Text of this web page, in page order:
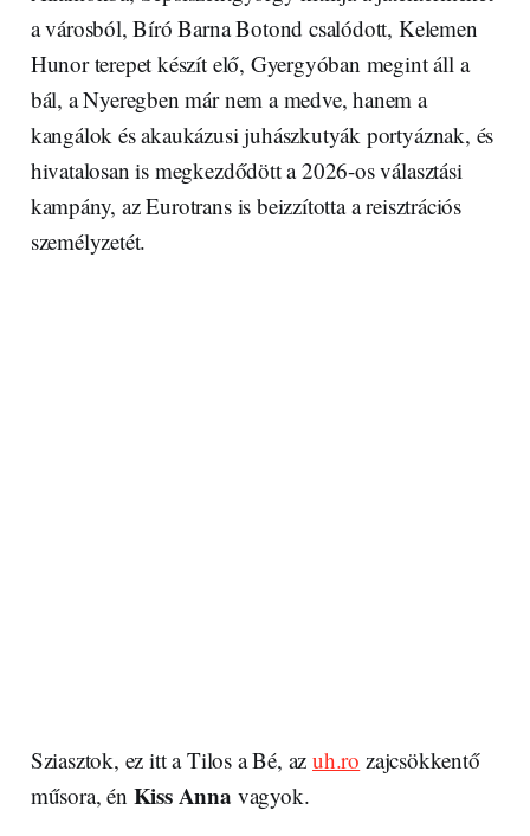
a városból, Bíró Barna Botond csalódott, Kelemen
Hunor terepet készít elő, Gyergyóban megint áll a
bál, a Nyeregben már nem a medve, hanem a
kangálok és akaukázusi juhászkutyák portyáznak, és
hivatalosan is megkezdődött a 2026-os választási
kampány, az Eurotrans is beizzította a reisztrációs
személyzetét.
Sziasztok, ez itt a Tilos a Bé, azuh.ro zajcsökkentő
műsora, én Kiss Anna vagyok.